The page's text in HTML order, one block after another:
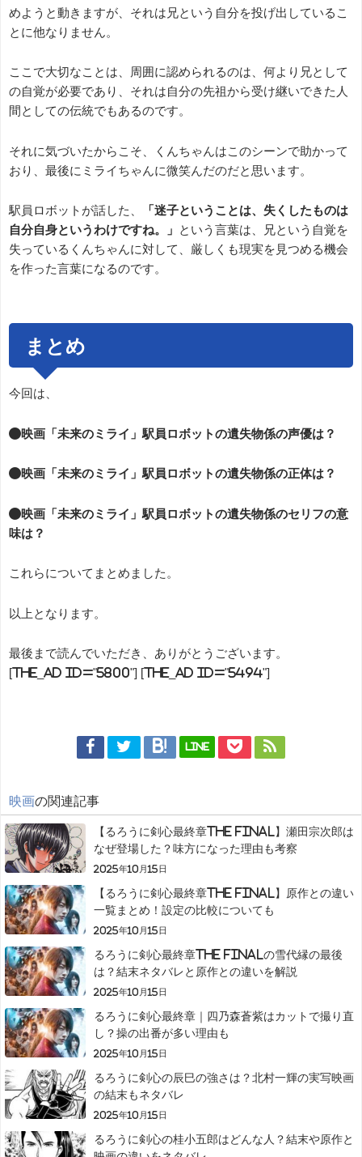
めようと動きますが、それは兄という自分を投げ出しているこ
とに他なりません。
ここで大切なことは、周囲に認められるのは、何より兄として
の自覚が必要であり、それは自分の先祖から受け継いできた人
間としての伝統でもあるのです。
それに気づいたからこそ、くんちゃんはこのシーンで助かって
おり、最後にミライちゃんに微笑んだのだと思います。
駅員ロボットが話した、
「迷子ということは、失くしたものは
自分自身というわけですね。」
という言葉は、兄という自覚を
失っているくんちゃんに対して、厳しくも現実を見つめる機会
を作った言葉になるのです。
まとめ
今回は、
●映画「未来のミライ」駅員ロボットの遺失物係の声優は？
●映画「未来のミライ」駅員ロボットの遺失物係の正体は？
●映画「未来のミライ」駅員ロボットの遺失物係のセリフの意
味は？
これらについてまとめました。
以上となります。
最後まで読んでいただき、ありがとうございます。
[the_ad id="5800"] [the_ad id="5494"]
LINE
映画の関連記事
【るろうに剣心最終章The Final】瀬田宗次郎は
なぜ登場した？味方になった理由も考察
2025年10月15日
【るろうに剣心最終章The Final】原作との違い
一覧まとめ！設定の比較についても
2025年10月15日
るろうに剣心最終章The Finalの雪代縁の最後
は？結末ネタバレと原作との違いを解説
2025年10月15日
るろうに剣心最終章｜四乃森蒼紫はカットで撮り直
し？操の出番が多い理由も
2025年10月15日
るろうに剣心の辰巳の強さは？北村一輝の実写映画
の結末もネタバレ
2025年10月15日
るろうに剣心の桂小五郎はどんな人？結末や原作と